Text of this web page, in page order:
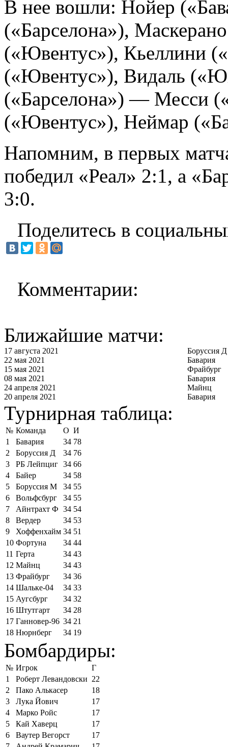
В нее вошли: Нойер
(«Барселона»),
(«Ювентус»), Кьеллини
(«Ювентус»), Видаль
(«Барселона») — Месси
(«Ювентус»), Неймар
Напомним, в первых
победил «Реал» 2:1, а
3:0.
Поделитесь в
Комментарии:
Ближайшие матчи:
17 августа 2021
Боруссия Д
22 мая 2021
Бавария
15 мая 2021
Фрайбург
08 мая 2021
Бавария
24 апреля 2021
Майнц
20 апреля 2021
Бавария
Турнирная таблица:
№ Команда О И
1
Бавария 34 78
2
Боруссия Д 34 76
3
РБ Лейпциг 34 66
4
Байер 34 58
5
Боруссия М 34 55
6
Вольфсбург 34 55
7
Айнтрахт Ф 34 54
8
Вердер 34 53
9
Хоффенхайм 34 51
10 Фортуна 34 44
11 Герта 34 43
12 Майнц 34 43
13 Фрайбург 34 36
14 Шальке-04 34 33
15 Аугсбург 34 32
16 Штутгарт 34 28
17 Ганновер-96 34 21
18 Нюрнберг 34 19
Бомбардиры:
№ Игрок
Г
1
Роберт Левандовски 22
2
Пако Алькасер
18
3
Лука Йович
17
4
Марко Ройс
17
5
Кай Хаверц
17
6
Ваутер Вегорст
17